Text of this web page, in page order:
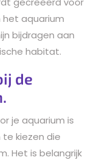
het aquarium
bijdragen aan
habitat.
de
je aquarium is
kiezen die
Het is belangrijk